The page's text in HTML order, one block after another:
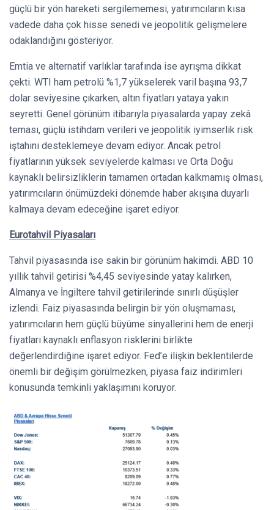
güçlü bir yön hareketi sergilememesi, yatırımcıların kısa
vadede daha çok hisse senedi ve jeopolitik gelişmelere
odaklandığını gösteriyor.
Emtia ve alternatif varlıklar tarafında ise ayrışma dikkat
çekti. WTI ham petrolü %1,7 yükselerek varil başına 93,7
dolar seviyesine çıkarken, altın fiyatları yataya yakın
seyretti. Genel görünüm itibarıyla piyasalarda yapay zekâ
teması, güçlü istihdam verileri ve jeopolitik iyimserlik risk
iştahını desteklemeye devam ediyor. Ancak petrol
fiyatlarının yüksek seviyelerde kalması ve Orta Doğu
kaynaklı belirsizliklerin tamamen ortadan kalkmamış olması,
yatırımcıların önümüzdeki dönemde haber akışına duyarlı
kalmaya devam edeceğine işaret ediyor.
Eurotahvil Piyasaları
Tahvil piyasasında ise sakin bir görünüm hakimdi. ABD 10
yıllık tahvil getirisi %4,45 seviyesinde yatay kalırken,
Almanya ve İngiltere tahvil getirilerinde sınırlı düşüşler
izlendi. Faiz piyasasında belirgin bir yön oluşmaması,
yatırımcıların hem güçlü büyüme sinyallerini hem de enerji
fiyatları kaynaklı enflasyon risklerini birlikte
değerlendirdiğine işaret ediyor. Fed’e ilişkin beklentilerde
önemli bir değişim görülmezken, piyasa faiz indirimleri
konusunda temkinli yaklaşımını koruyor.